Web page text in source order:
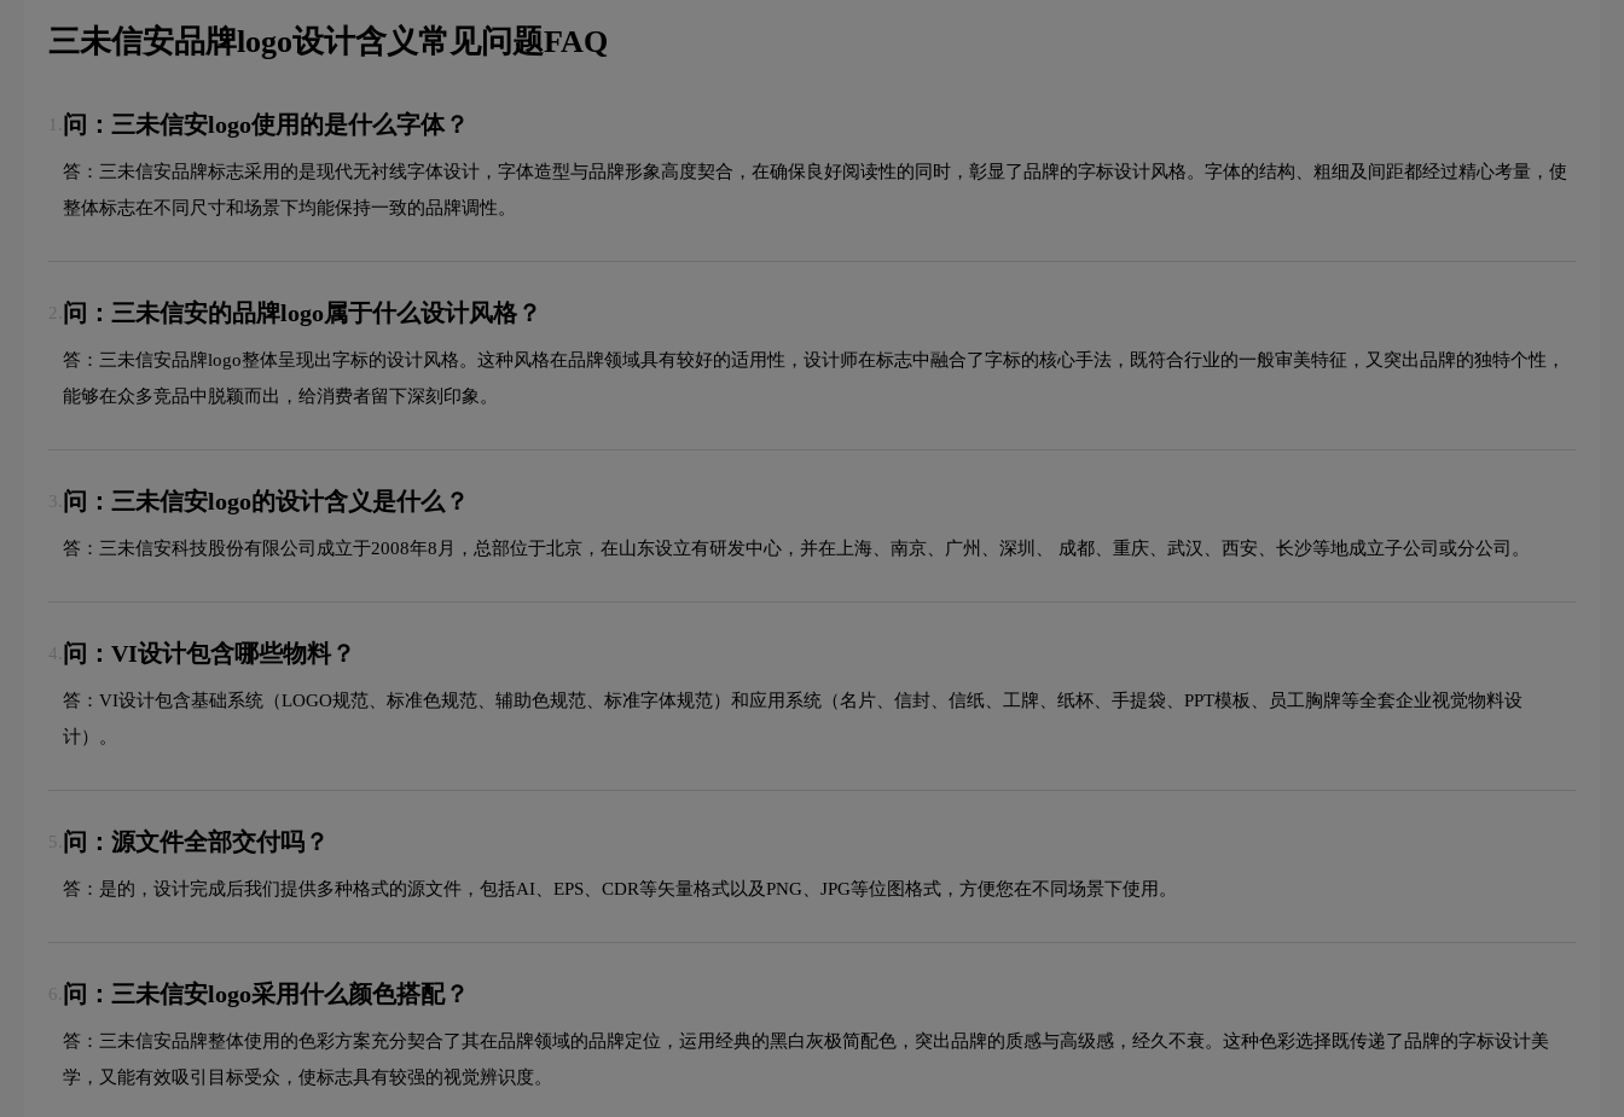
三未信安品牌logo设计含义常见问题FAQ
问：三未信安logo使用的是什么字体？
答：三未信安品牌标志采用的是现代无衬线字体设计，字体造型与品牌形象高度契合，在确保良好阅读性的同时，彰显了品牌的字标设计风格。字体的结构、粗细及间距都经过精心考量，使
整体标志在不同尺寸和场景下均能保持一致的品牌调性。
2. 问：三未信安的品牌logo属于什么设计风格？
答：三未信安品牌logo整体呈现出字标的设计风格。这种风格在品牌领域具有较好的适用性，设计师在标志中融合了字标的核心手法，既符合行业的一般审美特征，又突出品牌的独特个性，
能够在众多竞品中脱颖而出，给消费者留下深刻印象。
3. 问：三未信安logo的设计含义是什么？
答：三未信安科技股份有限公司成立于2008年8月，总部位于北京，在山东设立有研发中心，并在上海、南京、广州、深圳、 成都、重庆、武汉、西安、长沙等地成立子公司或分公司。
4. 问：VI设计包含哪些物料？
答：VI设计包含基础系统（LOGO规范、标准色规范、辅助色规范、标准字体规范）和应用系统（名片、信封、信纸、工牌、纸杯、手提袋、PPT模板、员工胸牌等全套企业视觉物料设
计）。
5. 问：源文件全部交付吗？
答：是的，设计完成后我们提供多种格式的源文件，包括AI、EPS、CDR等矢量格式以及PNG、JPG等位图格式，方便您在不同场景下使用。
6. 问：三未信安logo采用什么颜色搭配？
答：三未信安品牌整体使用的色彩方案充分契合了其在品牌领域的品牌定位，运用经典的黑白灰极简配色，突出品牌的质感与高级感，经久不衰。这种色彩选择既传递了品牌的字标设计美
学，又能有效吸引目标受众，使标志具有较强的视觉辨识度。